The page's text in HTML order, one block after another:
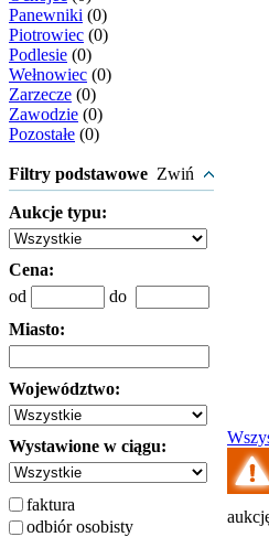
Panewniki (0)
Piotrowiec (0)
Podlesie (0)
Wełnowiec (0)
Zarzecze (0)
Zawodzie (0)
Pozostałe (0)
Filtry podstawowe Zwiń
Aukcje typu:
Cena:
od
do
Miasto:
Województwo:
Wystawione w ciągu:
faktura
odbiór osobisty